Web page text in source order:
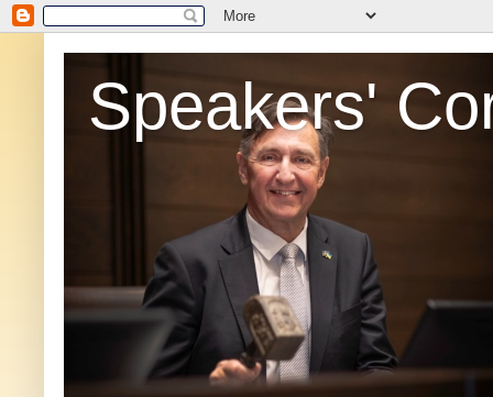
Speakers'